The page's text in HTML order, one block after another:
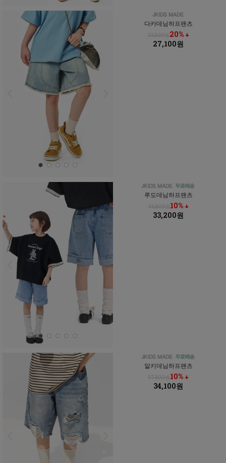
다카데님하프팬츠
33,800원 20% ↓
27,100원
루도데님하프팬츠
36,800원10% ↓
33,200원
알키데님하프팬츠
37,800원10% ↓
34,100원